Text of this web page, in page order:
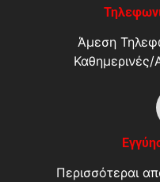
Άμεση
Περισσότεραι